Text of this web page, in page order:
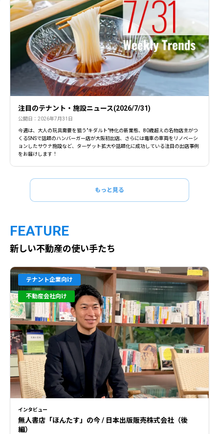
注目のテナント・施設ニュース(2026/7/31)
公開日：2026年7月31日
今週は、大人の玩具需要を狙う”キダルト”特化の新業態、80歳超えの名物店主がつ
くるSNSで話題のハンバーガー店が大阪初出店、さらには電車の車両をリノベーシ
ョンしたサウナ施設など、ターゲット拡大や話題化に成功している注目の出店事例
をお届けします！
もっと見る
FEATURE
新しい不動産の使い手たち
インタビュー
無人書店「ほんたす」の今 / 日本出版販売株式会社（後
編）
テナント企業向け
不動産会社向け